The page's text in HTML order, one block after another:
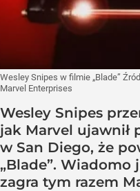
Wesley Snipes w filmie „Blade”
Marvel Enterprises
Wesley Snipes
jak Marvel ujawnił
w San Diego, że
„Blade”. Wiadomo
zagra tym razem